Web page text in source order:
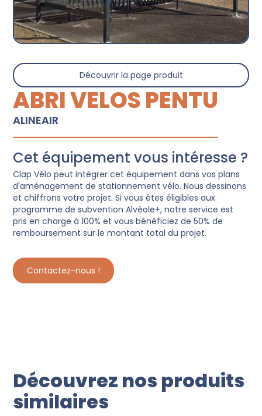
Découvrir la page produit
ABRI VELOS PENTU
ALINEAIR
Cet équipement vous intéresse ?
Clap Vélo peut intégrer cet équipement dans vos plans
d'aménagement de stationnement vélo. Nous dessinons
et chiffrons votre projet. Si vous êtes éligibles aux
programme de subvention Alvéole+, notre service est
pris en charge à 100% et vous bénéficiez de 50% de
remboursement sur le montant total du projet.
Contactez-nous !
Découvrez nos produits
similaires